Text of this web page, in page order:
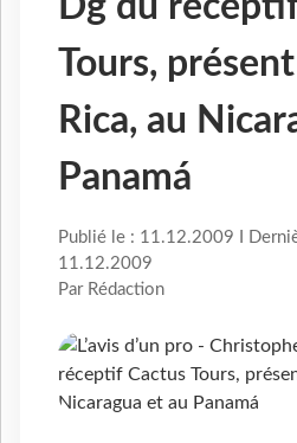
Tours,
Rica, au
Panamá
Publié le : 11.12.2009 I
11.12.2009
Par Rédaction